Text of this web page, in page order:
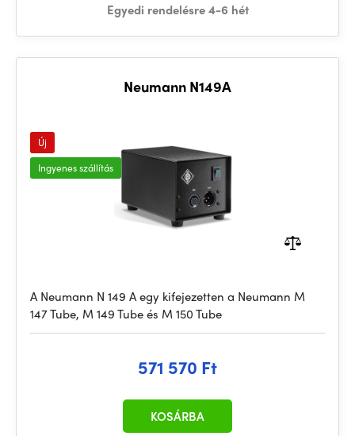
Egyedi rendelésre 4-6 hét
Neumann N149A
Új
Ingyenes szállítás
A Neumann N 149 A egy kifejezetten a Neumann M
147 Tube, M 149 Tube és M 150 Tube
571 570 Ft
KOSÁRBA